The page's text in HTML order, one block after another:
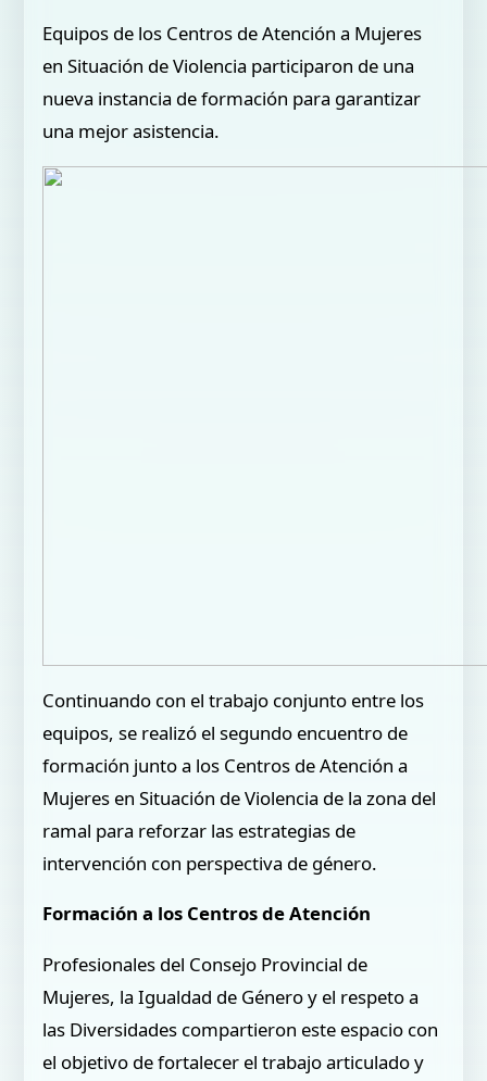
Equipos de los Centros de Atención a Mujeres
en Situación de Violencia participaron de una
nueva instancia de formación para garantizar
una mejor asistencia.
Continuando con el trabajo conjunto entre los
equipos, se realizó el segundo encuentro de
formación junto a los Centros de Atención a
Mujeres en Situación de Violencia de la zona del
ramal para reforzar las estrategias de
intervención con perspectiva de género.
Formación a los Centros de Atención
Profesionales del Consejo Provincial de
Mujeres, la Igualdad de Género y el respeto a
las Diversidades compartieron este espacio con
el objetivo de fortalecer el trabajo articulado y